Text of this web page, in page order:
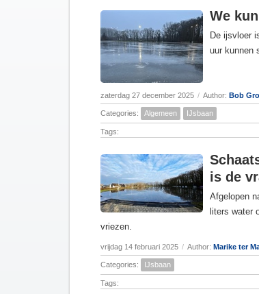
We
De ijsvloer
uur kunnen
zaterdag 27 december 2025 / Author: Bob
Categories: Algemeen IJsbaan
Tags:
is de
Afgelopen
liters water
vriezen.
vrijdag 14 februari 2025 / Author: Marike ter
Categories: IJsbaan
Tags: